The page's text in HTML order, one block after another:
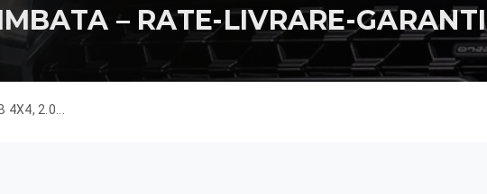
– RATE-LIVRARE-
4X4, 2.0...